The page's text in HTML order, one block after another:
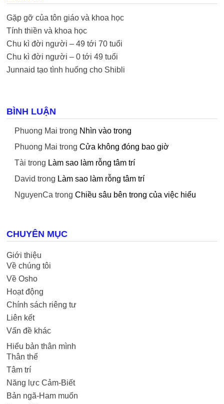
Gặp gỡ của tôn giáo và khoa học
Tính thiền và khoa học
Chu kì đời người – 49 tới 70 tuổi
Chu kì đời người – 0 tới 49 tuổi
Junnaid tạo tình huống cho Shibli
BÌNH LUẬN
Phuong Mai trong Nhìn vào trong
Phuong Mai trong Cửa không đóng bao giờ
Tài trong Làm sao làm rỗng tâm trí
David trong Làm sao làm rỗng tâm trí
NguyenCa trong Chiều sâu bên trong của việc hiểu
CHUYÊN MỤC
Giới thiệu
Về chúng tôi
Về Osho
Hoạt động
Chính sách riêng tư
Liên kết
Vấn đề khác
Hiểu bản thân mình
Thân thể
Tâm trí
Năng lực Cảm-Biết
Bản ngã-Ham muốn